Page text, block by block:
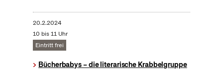
20.2.2024
10 bis 11 Uhr
Eintritt frei
Bücherbabys – die literarische Krabbelgruppe